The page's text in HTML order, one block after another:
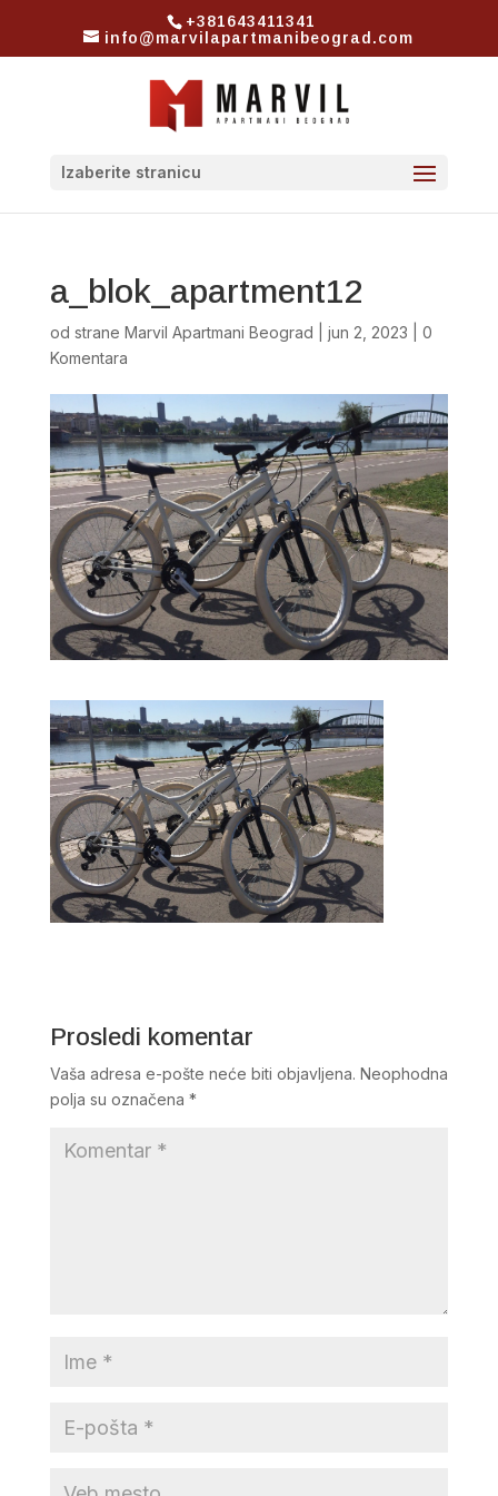
+381643411341
info@marvilapartmanibeograd.com
Izaberite stranicu
a_blok_apartment12
od strane Marvil Apartmani Beograd jun 2, 2023
0
Komentara
Prosledi komentar
Vaša adresa e-pošte neće biti objavljena. Neophodna
polja su označena *